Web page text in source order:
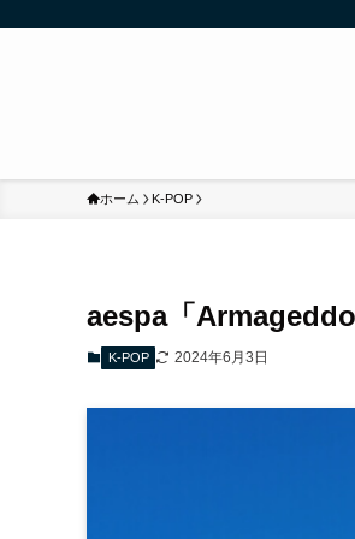
ホーム K-POP
aespa「
K-POP 2024年6月3日